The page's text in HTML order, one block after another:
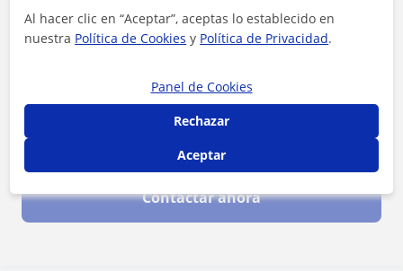
Al hacer clic, aceptas nuestro
Contactar ahora
Al hacer clic en “Aceptar”, aceptas lo establecido en
nuestra Política de Cookies y Política de Privacidad.
Panel de Cookies
Rechazar
Aceptar